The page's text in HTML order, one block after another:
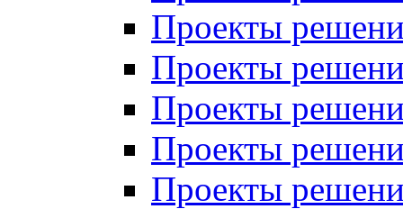
Проекты
Проекты
Проекты
Проекты
Проекты